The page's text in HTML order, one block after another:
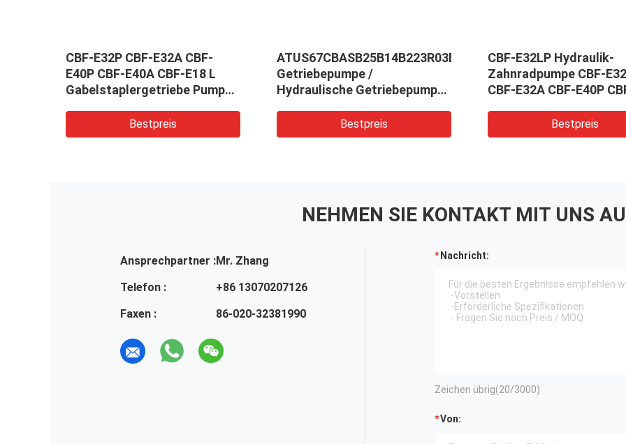
CBF-E32P CBF-E32A CBF-
E40P CBF-E40A CBF-E18 L
Gabelstaplergetriebe Pumpe
Bestpreis
ATUS67CBASB25B14B223R03B100
Getriebepumpe /
Hydraulische Getriebepumpe
Hydraulische Komatsu-Teile
Lenkgerät OEM-Service
Bestpreis
CBF-E32LP Hydraulik-
Zahnradpumpe CBF-
CBF-E32A CBF-E40P
Zahnradpumpe
Aluminiumlegierung
Bestpreis
NEHMEN SIE KONTAKT MIT UNS
Ansprechpartner :Mr. Zhang
Telefon :
+86 13070207126
Faxen :
86-020-32381990
Nachricht:
Zeichen übrig(20/3000)
Von: